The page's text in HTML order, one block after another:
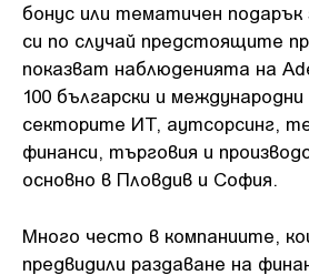
бонус или тематичен
си по случай предстоящите
показват наблюденията на
100 български и
секторите ИТ, аутсорсинг,
финанси, търговия и
основно в Пловдив и София.
Много често в компаниите,
предвидили раздаване на